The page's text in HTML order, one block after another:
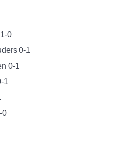
0
0-1
0-1
1
0